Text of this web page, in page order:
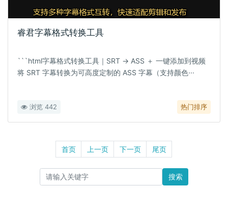
睿君字幕格式转换工具
```html字幕格式转换工具｜SRT → ASS ＋ 一键添加到视频
将 SRT 字幕转换为可高度定制的 ASS 字幕（支持颜色···
浏览 442 热门排序
首页 上一页 下一页 尾页
搜索